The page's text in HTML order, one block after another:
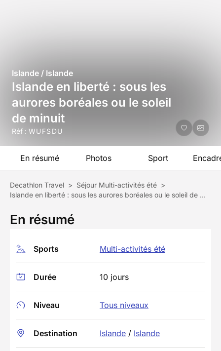
Islande / Islande
Islande en liberté : sous les
aurores boréales ou le soleil
de minuit
Réf : WUFSDU
En résumé Photos Sport
Decathlon Travel > Séjour Multi-activités été >
Islande en liberté : sous les aurores boréales ou le soleil de minuit
En résumé
Sports Multi-activités été
Durée 10 jours
Niveau Tous niveaux
Destination Islande / Islande